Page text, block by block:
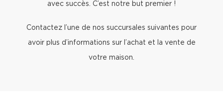
avec succès. C’est notre but premier !
Contactez l’une de nos succursales suivantes pour
avoir plus d’informations sur l’achat et la vente de
votre maison.